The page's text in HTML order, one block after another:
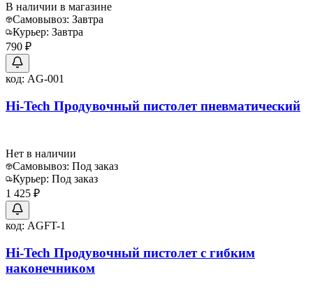
В наличии в магазине
Самовывоз: Завтра
Курьер: Завтра
790 ₽
код: AG-001
Hi-Tech Продувочный пистолет пневматический
Нет в наличии
Самовывоз: Под заказ
Курьер: Под заказ
1 425 ₽
код: AGFT-1
Hi-Tech Продувочный пистолет с гибким
наконечником